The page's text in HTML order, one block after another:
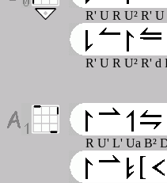
R' U R U² R' U
R' U R U² R' d
R U' L' Ua B²